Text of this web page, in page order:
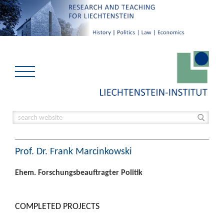
Prof. Dr. Frank Marcinkowski
Ehem. Forschungsbeauftragter Politik
COMPLETED PROJECTS